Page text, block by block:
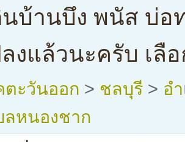
บ้านบึง พนัส บ่อ
งแล้วนะครับ เลือ
ตะวันออก > ชลบุรี > อ
ลหนองชาก